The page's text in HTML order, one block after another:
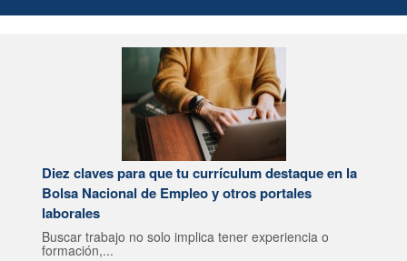
Diez claves para que tu currículum destaque en la
Bolsa Nacional de Empleo y otros portales
laborales
Buscar trabajo no solo implica tener experiencia o
formación,...